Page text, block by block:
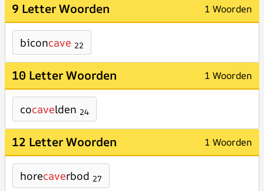
9 Letter Woorden 1 Woorden
biconcave 22
10 Letter Woorden 1 Woorden
cocavelden 24
12 Letter Woorden 1 Woorden
horecaverbod 27